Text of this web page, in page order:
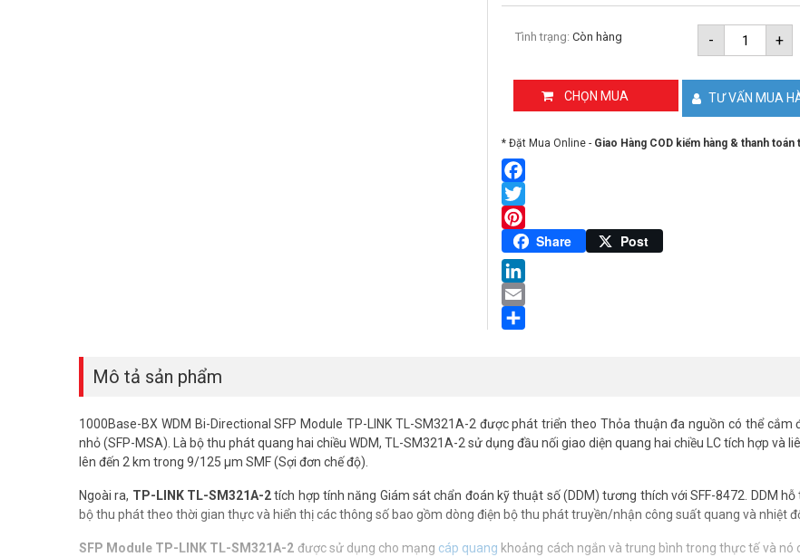
-
BX
WDM
SFP
Module
LINK
+
Tình trạng: Còn hàng
CHỌN MUA TƯ VẤN MUA
* Đặt Mua Online - Giao Hàng COD kiểm hàng & thanh toán
Facebook
Twitter
Pinterest
Share Post
LinkedIn
Email
Mô tả sản phẩm
1000Base-BX WDM Bi-Directional SFP Module TP-LINK TL-SM321A-2 được phát triển theo Thỏa thuận đa nguồn có thể cắm
nhỏ (SFP-MSA). Là bộ thu phát quang hai chiều WDM, TL-SM321A-2 sử dụng đầu nối giao diện quang hai chiều LC tích hợp và
lên đến 2 km trong 9/125 μm SMF (Sợi đơn chế độ).
Ngoài ra, TP-LINK TL-SM321A-2tích hợp tính năng Giám sát chẩn đoán kỹ thuật số (DDM) tương thích với SFF-8472. DDM
bộ thu phát theo thời gian thực và hiển thị các thông số bao gồm dòng điện bộ thu phát truyền/nhận công suất quang và nhiệt
SFP Module TP-LINK TL-SM321A-2 được sử dụng cho mạng cáp quang khoảng cách ngắn và trung bình trong thực tế và nó